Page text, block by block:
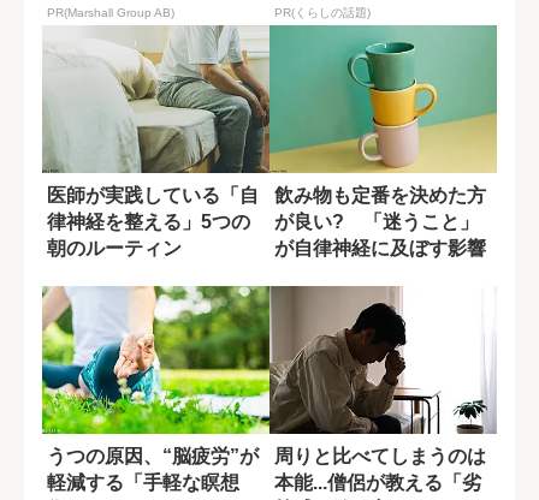
PR(Marshall Group AB) PR(くらしの話題)
医師が実践している「自
律神経を整える」5つの
朝のルーティン
飲み物も定番を決めた方
が良い? 「迷うこと」
が自律神経に及ぼす影響
うつの原因、“脳疲労”が
軽減する「手軽な瞑想
周りと比べてしまうのは
本能...僧侶が教える「劣